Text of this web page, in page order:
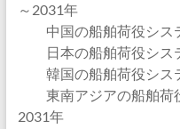
～2031年
中国の船舶荷役シス
日本の船舶荷役シス
韓国の船舶荷役シス
東南アジアの船舶荷
2031年